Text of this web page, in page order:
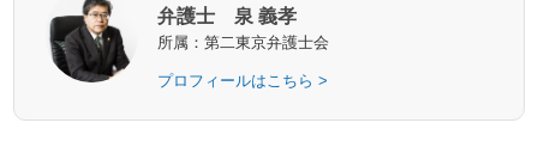
弁護士 泉 義孝
所属：第二東京弁護士会
プロフィールはこちら >